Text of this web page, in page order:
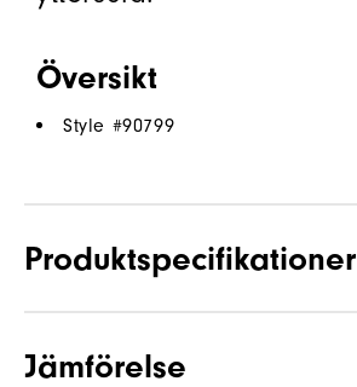
Översikt
Style #90799
Produktspecifikationer
Jämförelse